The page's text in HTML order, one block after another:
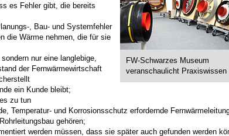
FW-Schwarzes Museum
veranschaulicht Praxiswissen
es Fehler gibt, die bereits
, Bau- und Systemfehler
die Wärme nehmen, die für sie
nur eine langlebige,
der Fernwärmewirtschaft
ein Kunde bleibt;
zu tun
Temperatur- und Korrosionsschutz erfordernde
gehören;
werden müssen, dass sie später auch gefunden werden